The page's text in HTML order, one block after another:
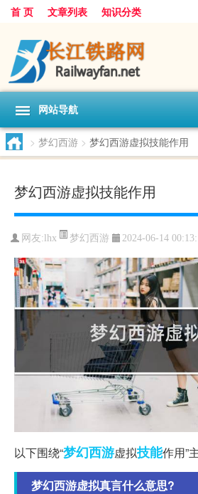
首 页 文章列表 知识分类
网站导航
> 梦幻西游 > 梦幻西游虚拟技能作用
梦幻西游虚拟技能作用
网友: lhx 梦幻西游 2024-06-14
以下围绕“梦幻西游虚拟技能作用”
梦幻西游虚拟真言什么意思?